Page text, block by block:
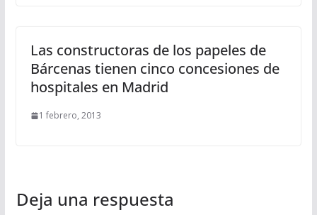
Las constructoras de los papeles de
Bárcenas tienen cinco concesiones de
hospitales en Madrid
1 febrero, 2013
Deja una respuesta